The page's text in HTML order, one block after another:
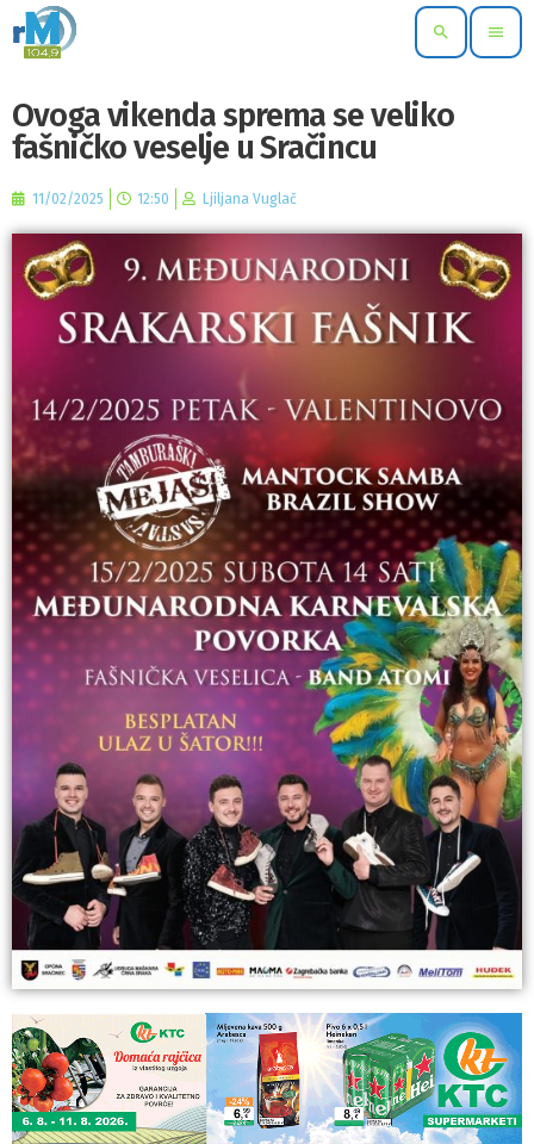
search menu
Ovoga vikenda sprema se veliko
fašničko veselje u Sračincu
11/02/2025 12:50 Ljiljana Vuglač